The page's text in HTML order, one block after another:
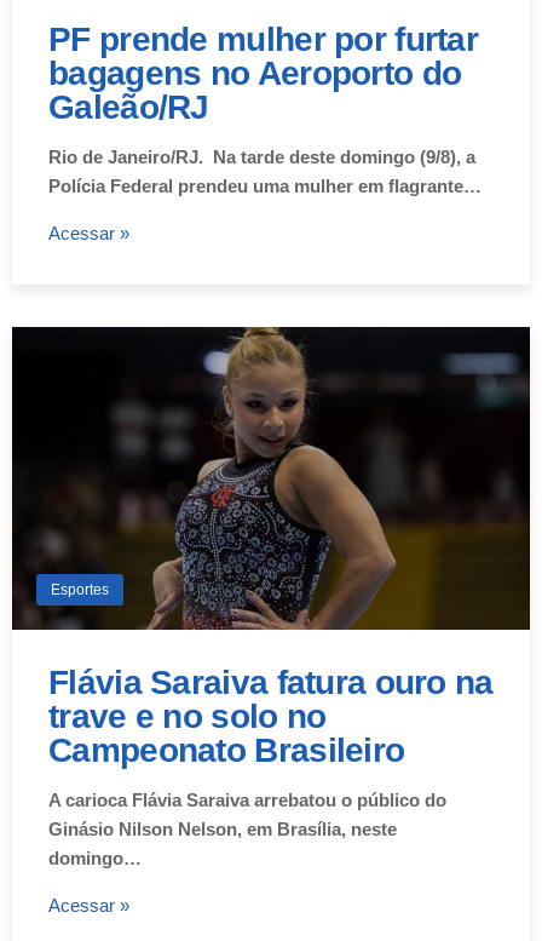
PF prende mulher por furtar
bagagens no Aeroporto do
Galeão/RJ
Rio de Janeiro/RJ. Na tarde deste domingo (9/8), a
Polícia Federal prendeu uma mulher em flagrante…
Acessar »
Esportes
Flávia Saraiva fatura ouro na
trave e no solo no
Campeonato Brasileiro
A carioca Flávia Saraiva arrebatou o público do
Ginásio Nilson Nelson, em Brasília, neste
domingo…
Acessar »